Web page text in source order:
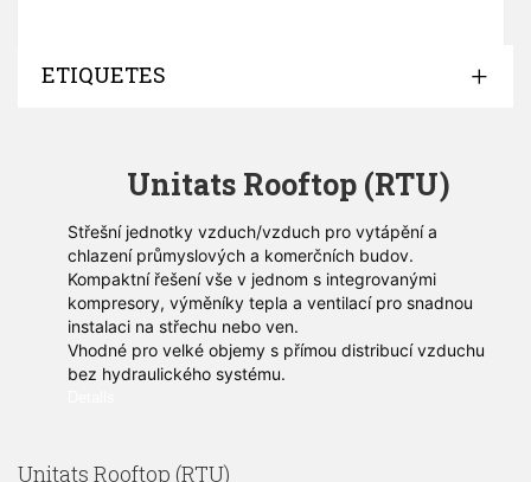
ETIQUETES
Unitats Rooftop (RTU)
Střešní jednotky vzduch/vzduch pro vytápění a
chlazení průmyslových a komerčních budov.
Kompaktní řešení vše v jednom s integrovanými
kompresory, výměníky tepla a ventilací pro snadnou
instalaci na střechu nebo ven.
Vhodné pro velké objemy s přímou distribucí vzduchu
bez hydraulického systému.
Unitats Rooftop (RTU)